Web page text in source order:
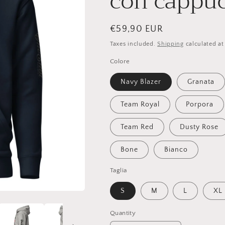
Regular
price
€59,90 EUR
Taxes included. Shipping calculated
Colore
Navy Blazer Granata
Team Royal Porpora
Team Red Dusty Rose
Bone Bianco
Taglia
S M L XL
Quantity